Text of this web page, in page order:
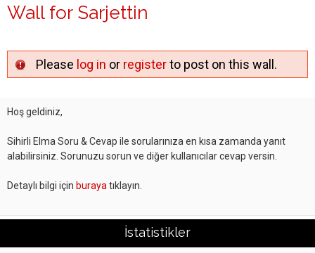
Wall for Sarjettin
Please log in or registerto post on this wall.
Hoş geldiniz,
Sihirli Elma Soru & Cevap ile sorularınıza en kısa zamanda yanıt
alabilirsiniz. Sorunuzu sorun ve diğer kullanıcılar cevap versin.
Detaylı bilgi için buraya tıklayın.
İstatistikler